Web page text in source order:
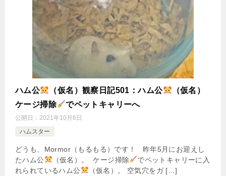
ハム公 （仮名）観察日記501：ハム公
（仮名）
ケージ掃除
でペットキャリーへ
公開日： 2021年10月6日
ハムスター
どうも、Mormor（もるもる）です！ 昨年5月にお迎えし
たハム公
（仮名）。 ケージ掃除
でペットキャリーに入
れられているハム公
（仮名）。 空気穴をガ […]